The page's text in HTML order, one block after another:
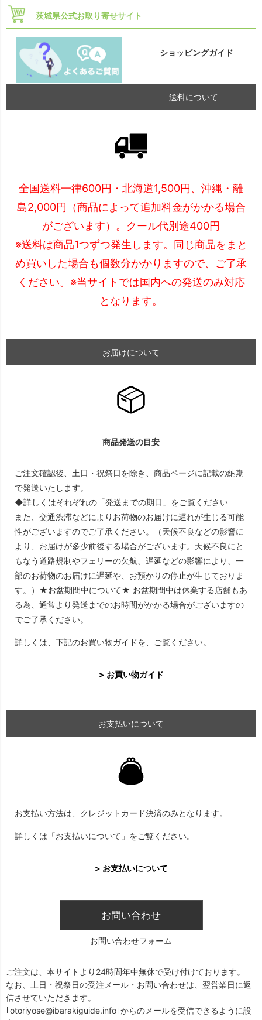
茨城県公式お取り寄せサイト
ショッピングガイド
送料について
全国送料一律600円・北海道1,500円、沖縄・離
島2,000円（商品によって追加料金がかかる場合
がございます）。クール代別途400円
※送料は商品1つずつ発生します。同じ商品をまと
め買いした場合も個数分かかりますので、ご了承
ください。※当サイトでは国内への発送のみ対応
となります。
お届けについて
商品発送の目安
ご注文確認後、土日・祝祭日を除き、商品ページに記載の納期
で発送いたします。
◆詳しくはそれぞれの「発送までの期日」をご覧ください
また、交通渋滞などによりお荷物のお届けに遅れが生じる可能
性がございますのでご了承ください。（天候不良などの影響に
より、お届けが多少前後する場合がございます。天候不良にと
もなう道路規制やフェリーの欠航、遅延などの影響により、一
部のお荷物のお届けに遅延や、お預かりの停止が生じておりま
す。）★お盆期間中について★ お盆期間中は休業する店舗もあ
る為、通常より発送までのお時間がかかる場合がございますの
でご了承ください。
詳しくは、下記のお買い物ガイドを、ご覧ください。
> お買い物ガイド
お支払いについて
お支払い方法は、クレジットカード決済のみとなります。
詳しくは「お支払いについて」をご覧ください。
> お支払いについて
お問い合わせ
お問い合わせフォーム
ご注文は、本サイトより24時間年中無休で受け付けております。
なお、土日・祝祭日の受注メール・お問い合わせは、翌営業日に返
信させていただきます。
｢otoriyose@ibarakiguide.info｣からのメールを受信できるように設